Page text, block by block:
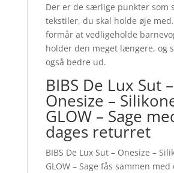
Der er de særlige punkter som
tekstiler, du skal holde øje
formår at vedligeholde
holder den meget længere, og
også bedre ud.
BIBS De Lux Sut –
Onesize –
GLOW – Sage
dages returret
BIBS De Lux Sut – Onesize –
GLOW – Sage fås sammen med